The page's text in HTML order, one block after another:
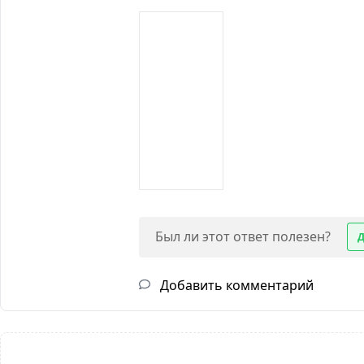
Был ли этот ответ полезен?
Добавить комментарий